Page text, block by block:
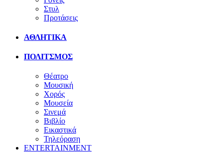
Στυλ
Προτάσεις
ΑΘΛΗΤΙΚΑ
ΠΟΛΙΤΣΜΟΣ
Θέατρο
Μουσική
Χορός
Μουσεία
Σινεμά
Βιβλίο
Εικαστικά
Τηλεόραση
ENTERTAINMENT